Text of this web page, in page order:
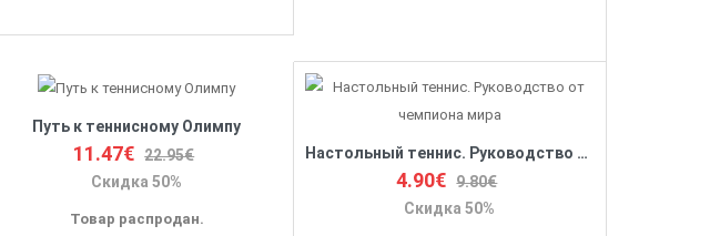
Путь к теннисному Олимпу
11.47€ 22.95€
Скидка 50%
Товар распродан.
Настольный теннис. Руководство от чемпиона мира
4.90€ 9.80€
Скидка 50%